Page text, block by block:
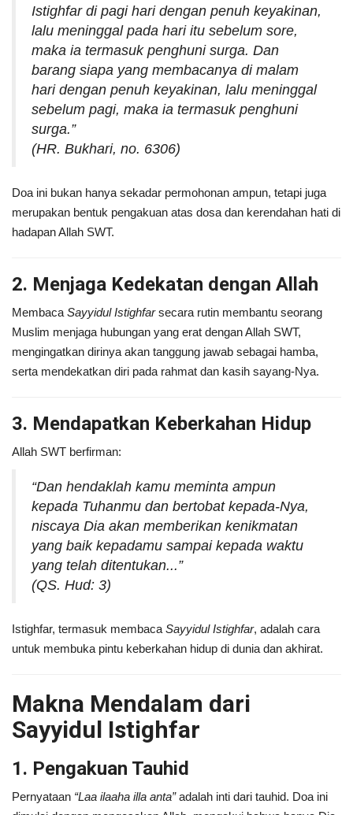
Istighfar di pagi hari dengan penuh keyakinan,
lalu meninggal pada hari itu sebelum sore,
maka ia termasuk penghuni surga. Dan
barang siapa yang membacanya di malam
hari dengan penuh keyakinan, lalu meninggal
sebelum pagi, maka ia termasuk penghuni
surga.”
(HR. Bukhari, no. 6306)
Doa ini bukan hanya sekadar permohonan ampun, tetapi juga
merupakan bentuk pengakuan atas dosa dan kerendahan hati di
hadapan Allah SWT.
2. Menjaga Kedekatan dengan Allah
Membaca Sayyidul Istighfarsecara rutin membantu seorang
Muslim menjaga hubungan yang erat dengan Allah SWT,
mengingatkan dirinya akan tanggung jawab sebagai hamba,
serta mendekatkan diri pada rahmat dan kasih sayang-Nya.
3. Mendapatkan Keberkahan Hidup
Allah SWT berfirman:
“Dan hendaklah kamu meminta ampun
kepada Tuhanmu dan bertobat kepada-Nya,
niscaya Dia akan memberikan kenikmatan
yang baik kepadamu sampai kepada waktu
yang telah ditentukan...”
(QS. Hud: 3)
Istighfar, termasuk membaca Sayyidul Istighfar, adalah cara
untuk membuka pintu keberkahan hidup di dunia dan akhirat.
Makna Mendalam dari
Sayyidul Istighfar
1. Pengakuan Tauhid
Pernyataan “Laa ilaaha illa anta”adalah inti dari tauhid. Doa ini